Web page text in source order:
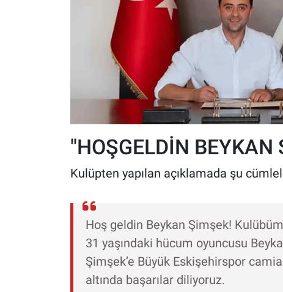
"HOŞGELDİN BEYKAN
Kulüpten yapılan açıklamada şu
Hoş geldin Beykan Şimşek!
31 yaşındaki hücum oyuncusu
Şimşek’e Büyük Eskişehirspor
altında başarılar diliyoruz.